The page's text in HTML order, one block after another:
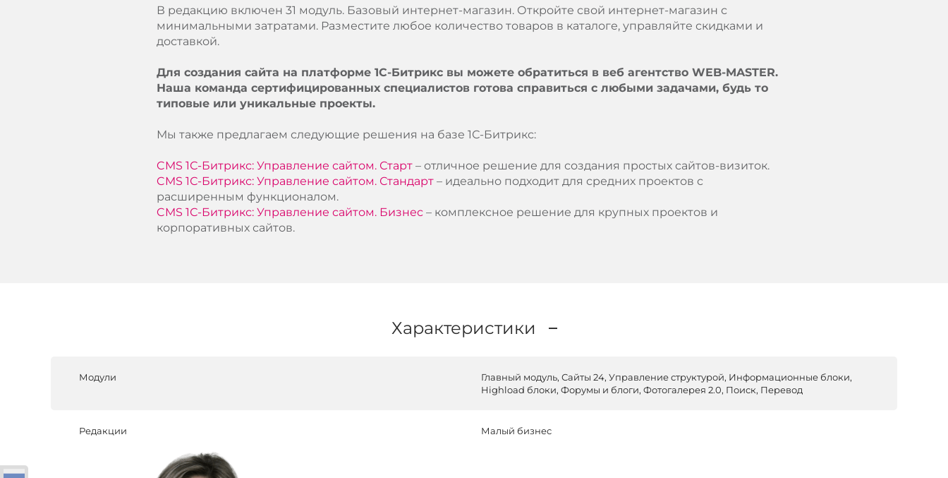
В редакцию включен 31 модуль. Базовый интернет-магазин. Откройте свой интернет-магазин с
минимальными затратами. Разместите любое количество товаров в каталоге, управляйте скидками и
доставкой.
Для создания сайта на платформе 1С-Битрикс вы можете обратиться в веб агентство WEB-MASTER.
Наша команда сертифицированных специалистов готова справиться с любыми задачами, будь то
типовые или уникальные проекты.
Мы также предлагаем следующие решения на базе 1С-Битрикс:
CMS 1С-Битрикс: Управление сайтом. Старт – отличное решение для создания простых сайтов-визиток.
CMS 1С-Битрикс: Управление сайтом. Стандарт – идеально подходит для средних проектов с
расширенным функционалом.
CMS 1С-Битрикс: Управление сайтом. Бизнес – комплексное решение для крупных проектов и
корпоративных сайтов.
Характеристики
Модули
Главный модуль, Сайты 24, Управление структурой, Информационные блоки,
Highload блоки, Форумы и блоги, Фотогалерея 2.0, Поиск, Перевод
Редакции Малый бизнес